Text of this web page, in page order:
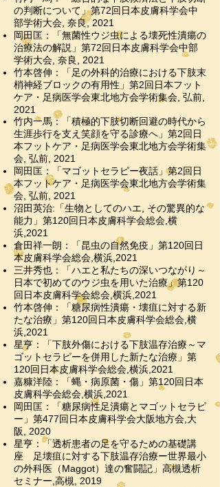
の判断について」第72回日本皮膚科学会中
部学術大会, 奈良, 2021
岡田匡：「無菌性ウジ虫による壊死性潰瘍の
治療法の解説」 第72回日本皮膚科学会中部
学術大会, 奈良, 2021
竹本啓伸：「足の外科的治療における下肢末
梢神経ブロックの有用性」第2回日本フット
ケア・足病医学会東北地方会学術集会, 弘前,
2021
竹内一馬：「積極的下肢切断回避の時代から
生涯歩行を支え笑顔を守る診療へ」第2回日
本フットケア・足病医学会東北地方会学術集
会, 弘前, 2021
岡田匡：「マゴットセラピー夜話」第2回日
本フットケア・足病医学会東北地方会学術集
会, 弘前, 2021
沼田英治:「生物としてのハエ, その驚異的な
能力」第120回日本皮膚科学会総会,横
浜,2021
倉田祥一朗：「昆虫の自然免疫」第120回日
本皮膚科学会総会,横浜 ,2021
三井秀也：「ハエと私たちの深いつながり～
日本で初めてのウジ虫を用いた治療」第120
回日本皮膚科学会総会,横浜 ,2021
竹本啓伸：「糖尿病性潰瘍・壊疽に対する新
たな治療」第120回日本皮膚科学会総会,横
浜 ,2021
星亨：「下肢外傷における下肢温存治療～マ
ゴットセラピーを併用した新たな治療」 第
120回日本皮膚科学会総会,横浜 ,2021
嘉糠洋陸：「蝿・病原菌・傷」第120回日本
皮膚科学会総会,横浜 ,2021
岡田匡：「糖尿病性足潰瘍とマゴットセラピ
ー」第477回日本皮膚科学会大阪地方会,大
阪, 2020
星亨：「透析患者の足を守るための基礎講
座 足壊疽に対する下肢温存治療ー世界最小
の外科医（Maggot）達の奮闘記」高槻透析
セミナー,高槻, 2019